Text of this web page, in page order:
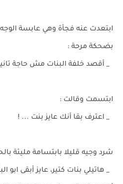
ابتعدت عنه فجأة وهي عابسة
بضحكة مرحة :
_ أقصد خلفة البنات مش حاجة
ابتسمت وقالت :
_ اعترف بقا أنك عايز بنت ... !
شرد وجيه قليلا بابتسامة مليئة
_ هاتيلي بنات كتير، عايز أبقى ابو